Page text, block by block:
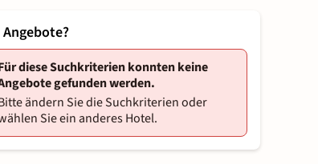
diese Suchkriterien konnten keine
gefunden werden.
ändern Sie die Suchkriterien oder
Sie ein anderes Hotel.